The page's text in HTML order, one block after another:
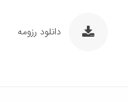
دانلود رزومه